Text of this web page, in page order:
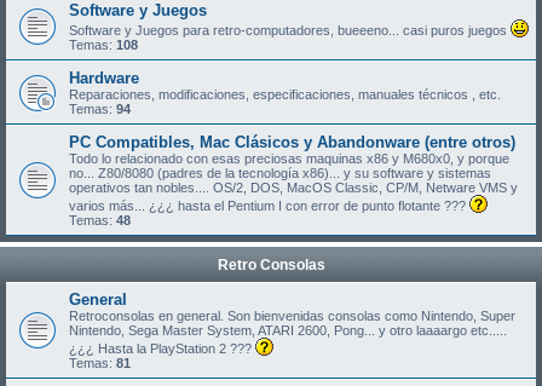
Software y Juegos
Software y Juegos para retro-computadores, bueeeno... casi puros juegos
Temas: 108
Hardware
Reparaciones, modificaciones, especificaciones, manuales técnicos , etc.
Temas: 94
PC Compatibles, Mac Clásicos y Abandonware (entre otros)
Todo lo relacionado con esas preciosas maquinas x86 y M680x0, y porque
no... Z80/8080 (padres de la tecnología x86)... y su software y sistemas
operativos tan nobles.... OS/2, DOS, MacOS Classic, CP/M, Netware VMS y
varios más... ¿¿¿ hasta el Pentium I con error de punto flotante ???
Temas: 48
Retro Consolas
General
Retroconsolas en general. Son bienvenidas consolas como Nintendo, Super
Nintendo, Sega Master System, ATARI 2600, Pong... y otro laaaargo etc.....
¿¿¿ Hasta la PlayStation 2 ???
Temas: 81